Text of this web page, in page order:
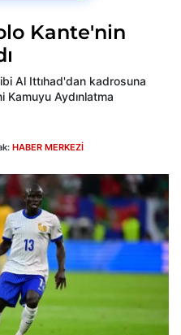
Kante'nin
Al Ittıhad'dan kadrosuna
Kamuyu Aydınlatma
HABER MERKEZİ